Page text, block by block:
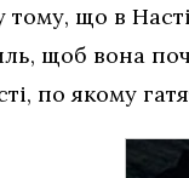
тому, що в
щоб вона
по якому